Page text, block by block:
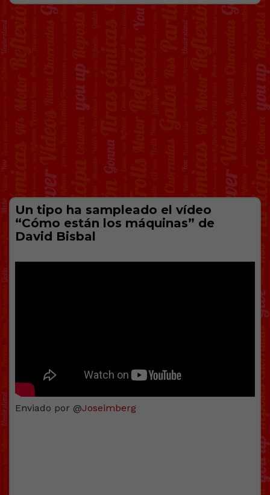
Un tipo ha sampleado el vídeo
“Cómo están los máquinas” de
David Bisbal
Enviado por @Joseimberg